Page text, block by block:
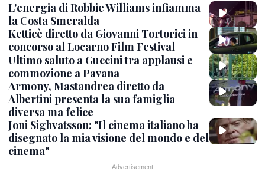
L'energia di Robbie Williams infiamma
la Costa Smeralda
Ketticè diretto da Giovanni Tortorici in
concorso al Locarno Film Festival
Ultimo saluto a Guccini tra applausi e
commozione a Pavana
Armony, Mastandrea diretto da
Albertini presenta la sua famiglia
diversa ma felice
Joni Sighvatsson: "Il cinema italiano ha
disegnato la mia visione del mondo e del
cinema"